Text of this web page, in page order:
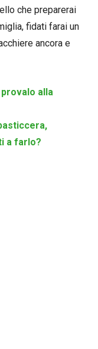
che preparerai
fidati farai un
ancora e
alla
a farlo?